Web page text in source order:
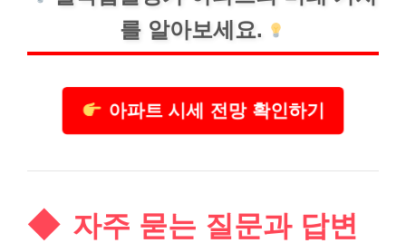
를 알아보세요.
아파트 시세 전망 확인하기
자주 묻는 질문과 답변